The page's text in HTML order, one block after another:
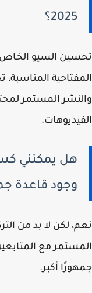
2025؟
تحسين السيو الخاص
المفتاحية
والنشر المستمر
الفيديوهات.
هل يمكنني
وجود قاعدة
نعم، لكن لا بد من
المستمر مع
جمهورًا أكبر.